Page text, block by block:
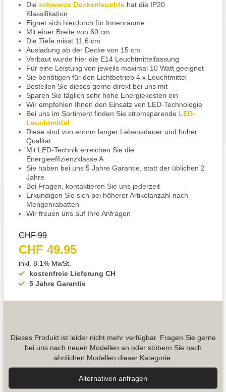
Die schwarze Deckenleuchte hat die IP20
Klassifikation
Eignet sich hierdurch für Innenräume
Mit einer Breite von 60 cm
Die Tiefe misst 11,6 cm
Ausladung ab der Decke von 15 cm
Verbaut wurde hier die E14 Leuchtmittelfassung
Für eine Leistung von jeweils maximal 10 Watt geeignet
Sie benötigen für den Lichtbetrieb 4 x Leuchtmittel
Bestellen Sie dieses gerne direkt bei uns mit
Sparen Sie täglich sehr hohe Energiekosten ein
Wir empfehlen Ihnen den Einsatz von LED-Technologie
Bei uns im Sortiment finden Sie stromsparende LED-
Leuchtmittel
Diese sind von enorm langer Lebensdauer und hoher
Qualität
Mit LED-Technik erreichen Sie die
Energieeffizienzklasse A
Sie haben bei uns 5 Jahre Garantie, statt der üblichen 2
Jahre
Bei Fragen, kontaktieren Sie uns jederzeit
Erkundigen Sie sich bei höherer Artikelanzahl nach
Mengenrabatten
Wir freuen uns auf Ihre Anfragen
kostenfreie Lieferung CH
5 Jahre Garantie
CHF 99
CHF 49.95
inkl. 8.1% MwSt.
Dieses Produkt ist leider nicht mehr verfügbar. Fragen Sie gerne
bei uns nach neuen Modellen an oder stöbern Sie nach
ähnlichen Modellen dieser Kategorie.
Alternativen anfragen